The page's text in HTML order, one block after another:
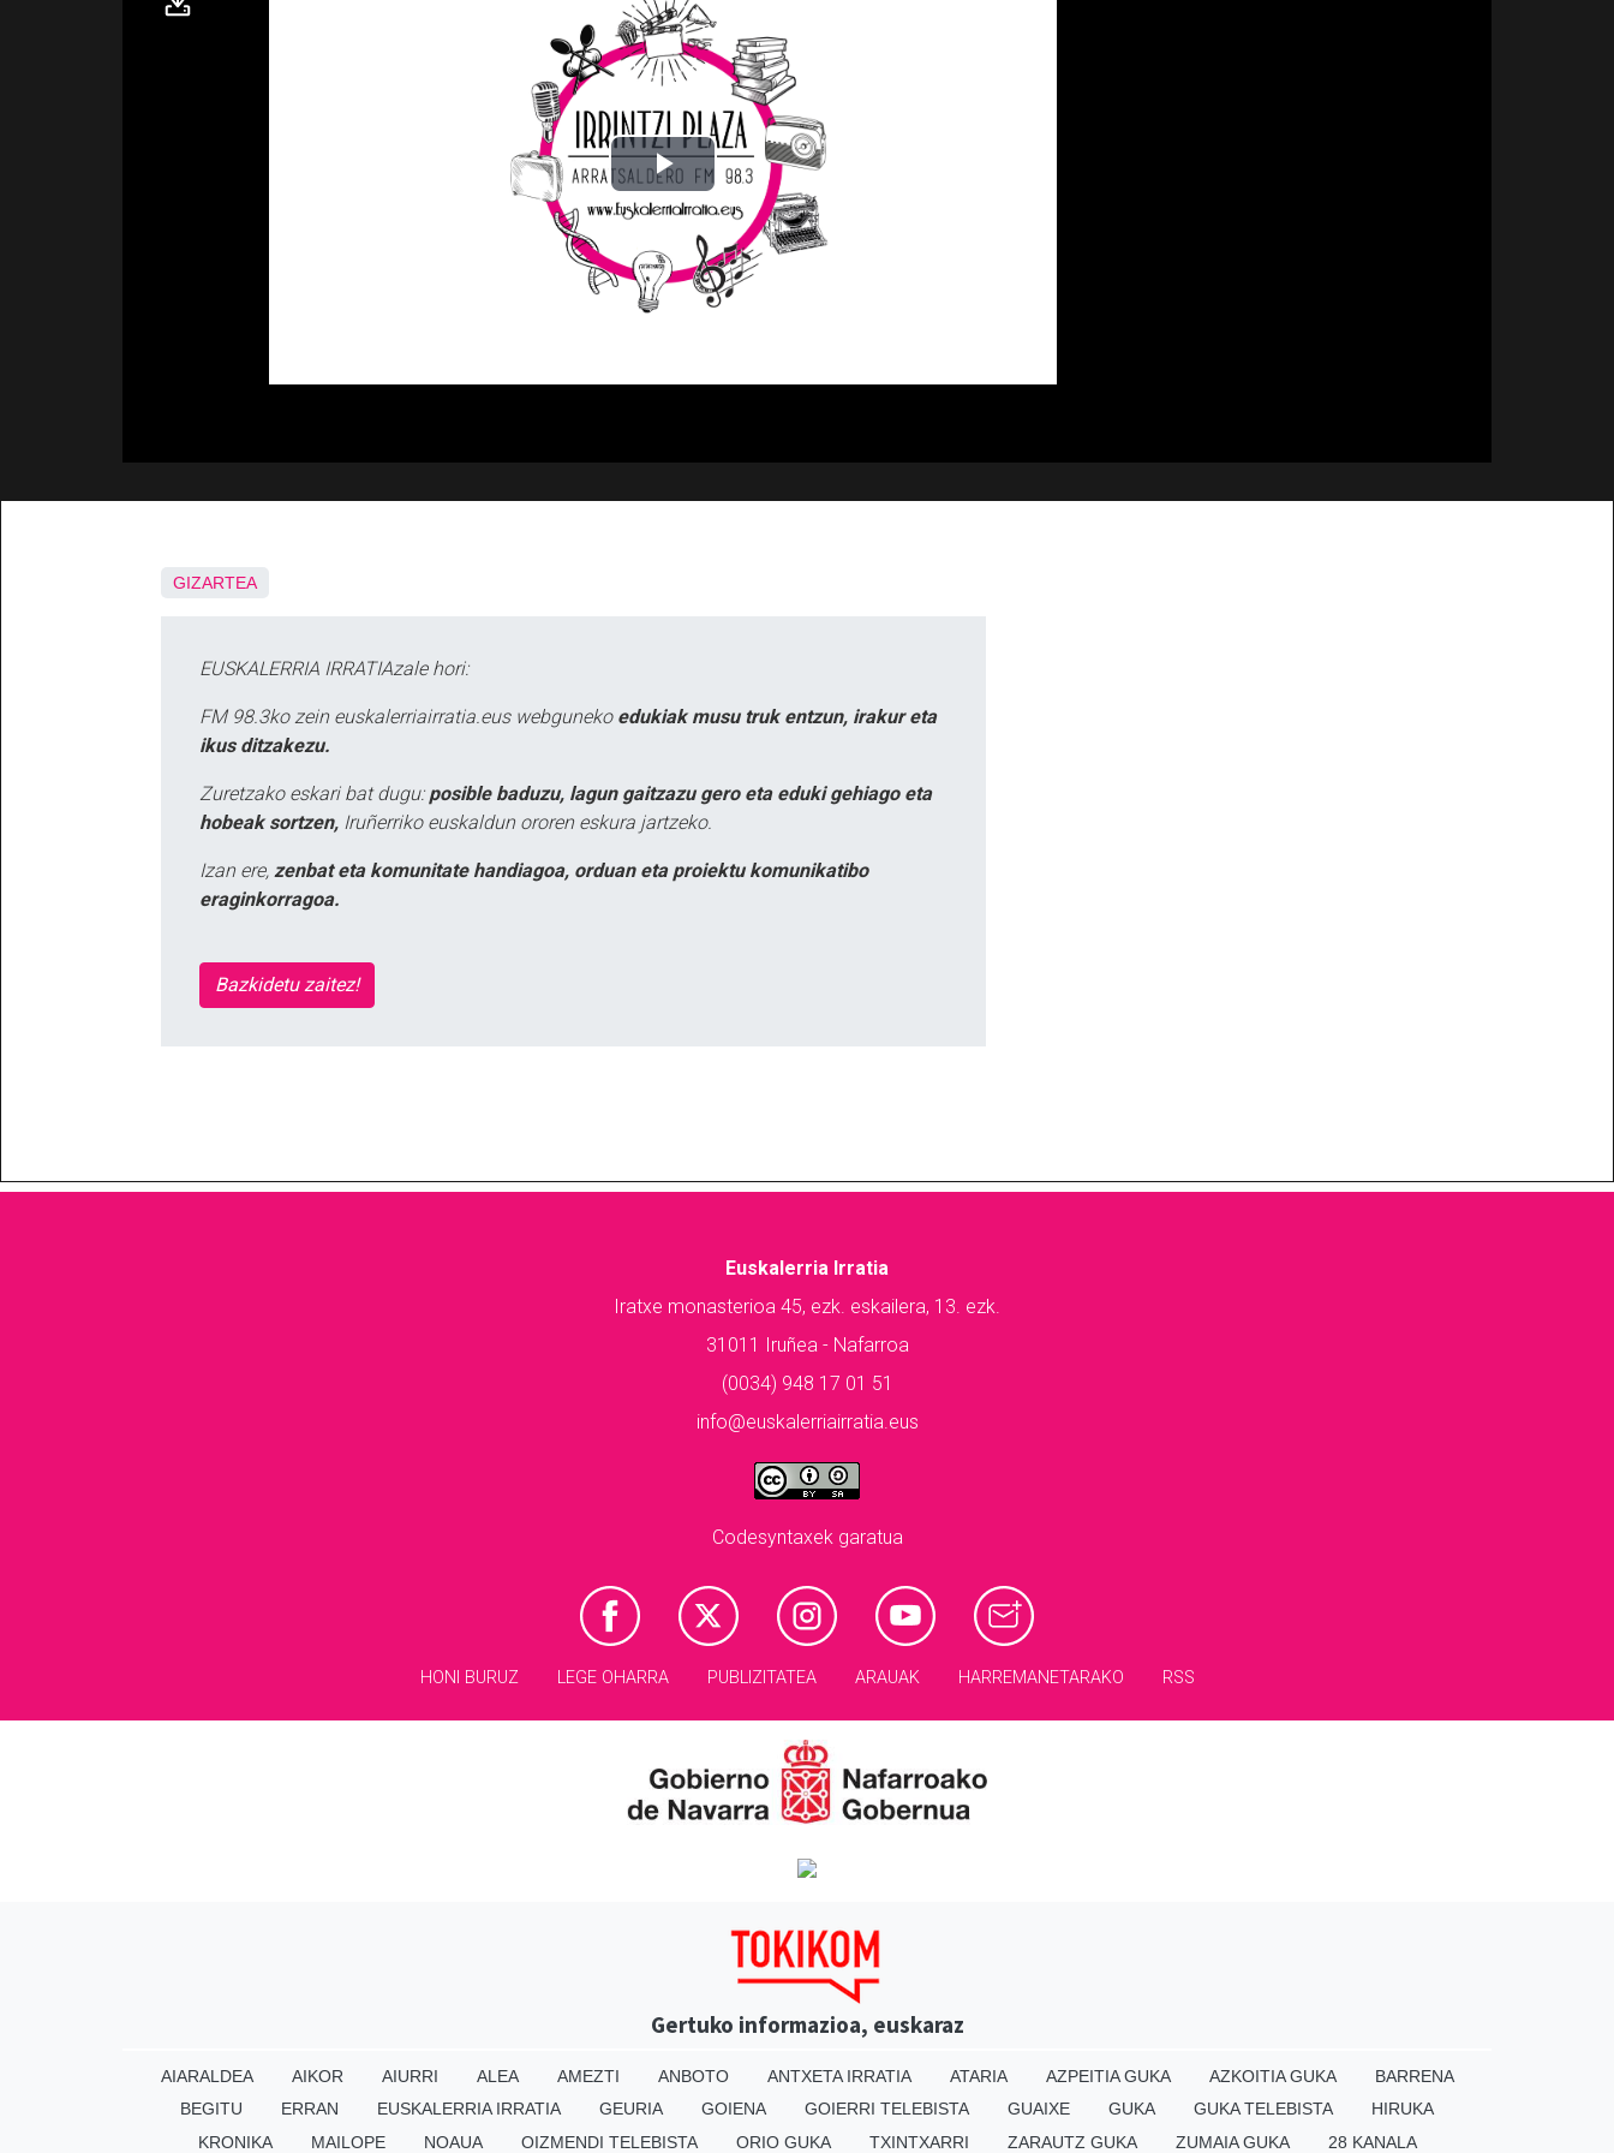
GIZARTEA
EUSKALERRIA IRRATIAzale hori:
FM 98.3ko zein euskalerriairratia.eus webguneko edukiak musu truk entzun, irakur eta
ikus ditzakezu.
Zuretzako eskari bat dugu: posible baduzu, lagun gaitzazu gero eta eduki gehiago eta
hobeak sortzen, Iruñerriko euskaldun ororen eskura jartzeko.
Izan ere, zenbat eta komunitate handiagoa, orduan eta proiektu komunikatibo
eraginkorragoa.
Bazkidetu zaitez!
Euskalerria Irratia
Iratxe monasterioa 45, ezk. eskailera, 13. ezk.
31011 Iruñea - Nafarroa
(0034) 948 17 01 51
info@euskalerriairratia.eus
Codesyntaxek garatua
HONI BURUZ LEGE OHARRA PUBLIZITATEA ARAUAK HARREMANETARAKO RSS
Gertuko informazioa, euskaraz
AIARALDEA AIKOR AIURRI ALEA AMEZTI ANBOTO ANTXETA IRRATIA ATARIA AZPEITIA GUKA AZKOITIA GUKA
BARRENA
BEGITU
ERRAN EUSKALERRIA IRRATIA GEURIA GOIENA GOIERRI TELEBISTA GUAIXE GUKA GUKA TELEBISTA
HIRUKA
KRONIKA
MAILOPE NOAUA OIZMENDI TELEBISTA ORIO GUKA TXINTXARRI ZARAUTZ GUKA ZUMAIA GUKA 28 KANALA